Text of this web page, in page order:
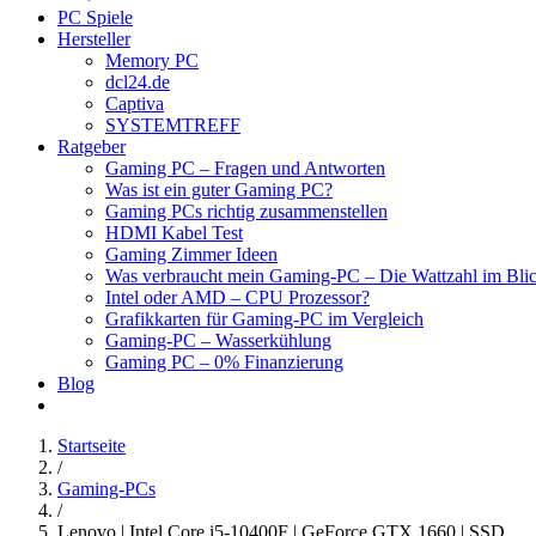
PC Spiele
Hersteller
Memory PC
dcl24.de
Captiva
SYSTEMTREFF
Ratgeber
Gaming PC – Fragen und Antworten
Was ist ein guter Gaming PC?
Gaming PCs richtig zusammenstellen
HDMI Kabel Test
Gaming Zimmer Ideen
Was verbraucht mein Gaming-PC – Die Wattzahl im
Intel oder AMD – CPU Prozessor?
Grafikkarten für Gaming-PC im Vergleich
Gaming-PC – Wasserkühlung
Gaming PC – 0% Finanzierung
Blog
Startseite
/
Gaming-PCs
/
Lenovo | Intel Core i5-10400F | GeForce GTX 1660 | SSD